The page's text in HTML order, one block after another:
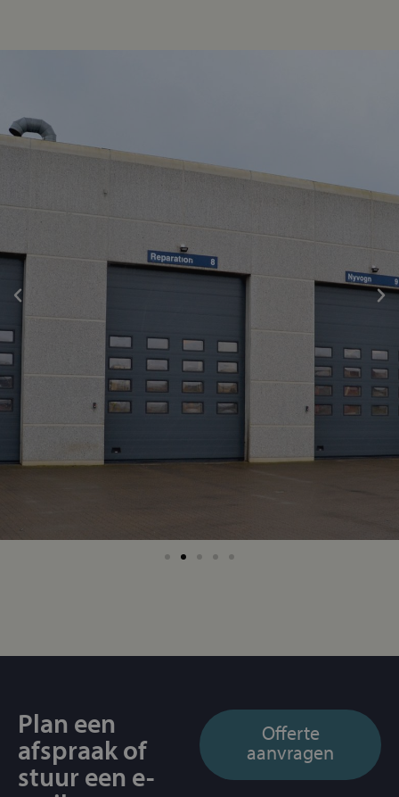
Plan een
afspraak of
stuur een e-
Offerte
aanvragen